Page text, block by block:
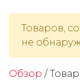
Товаров,
не
Обзор /